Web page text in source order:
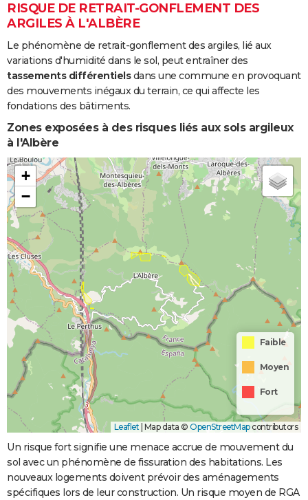
RISQUE DE RETRAIT-GONFLEMENT DES
ARGILES À L'ALBÈRE
Le phénomène de retrait-gonflement des argiles, lié aux
variations d'humidité dans le sol, peut entraîner des
tassements différentielsdans une commune en provoquant
des mouvements inégaux du terrain, ce qui affecte les
fondations des bâtiments.
Zones exposées à des risques liés aux sols argileux
à l'Albère
+
−
Faible
Moyen
Fort
Leaflet Map data © OpenStreetMapcontributors
Un risque fort signifie une menace accrue de mouvement du
sol avec un phénomène de fissuration des habitations. Les
nouveaux logements doivent prévoir des aménagements
spécifiques lors de leur construction. Un risque moyen de RGA